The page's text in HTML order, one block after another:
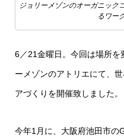
ジョリーメゾンのオーガニック
るワー
6／21金曜日。今回は場所を
ーメゾンのアトリエにて、
アづくりを開催致しました。
今年1月に、大阪府池田市の